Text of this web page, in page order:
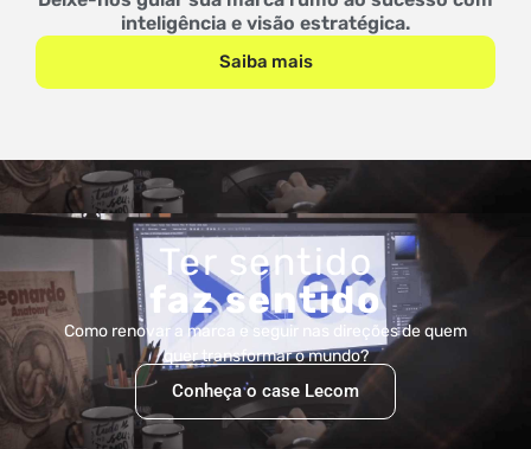
inteligência e visão estratégica.
Saiba mais
Ter sentido
faz sentido
Como renovar a marca e seguir nas direções de quem
quer transformar o mundo?
Conheça o case Lecom